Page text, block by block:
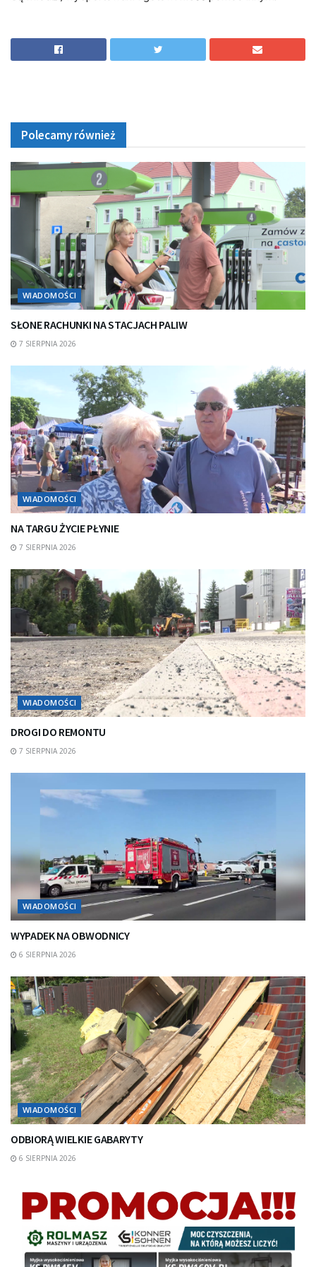
Polecamy również
WIADOMOŚCI
SŁONE RACHUNKI NA STACJACH PALIW
7 SIERPNIA 2026
WIADOMOŚCI
NA TARGU ŻYCIE PŁYNIE
7 SIERPNIA 2026
WIADOMOŚCI
DROGI DO REMONTU
7 SIERPNIA 2026
WIADOMOŚCI
WYPADEK NA OBWODNICY
6 SIERPNIA 2026
WIADOMOŚCI
ODBIORĄ WIELKIE GABARYTY
6 SIERPNIA 2026